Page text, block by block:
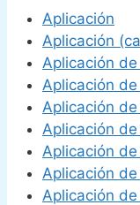
Aplicación
Aplicación
Aplicación
Aplicación
Aplicación
Aplicación
Aplicación
Aplicación
Aplicación